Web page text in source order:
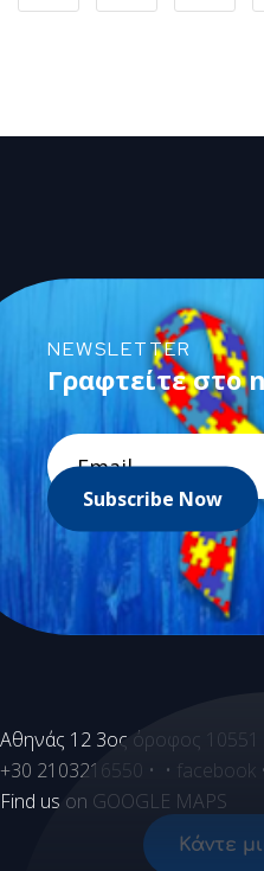
NEWSLETTER
Γραφτείτε στο
Subscribe Now
Aθηνάς 12 3ος όροφος 10551
+30 2103216550 • • facebook •
Find us on GOOGLE MAPS
Κάντε